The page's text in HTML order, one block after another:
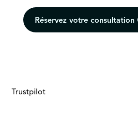
Réservez votre consultation
Trustpilot